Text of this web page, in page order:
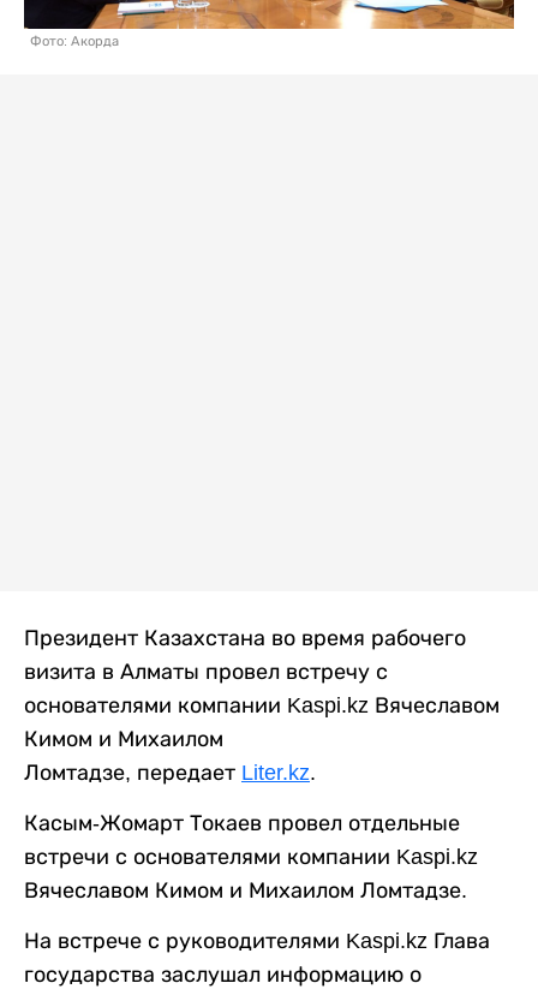
Фото: Акорда
Президент Казахстана во время рабочего
визита в Алматы провел встречу с
основателями компании Kaspi.kz Вячеславом
Кимом и Михаилом
Ломтадзе, передает Liter.kz.
Касым-Жомарт Токаев провел отдельные
встречи с основателями компании Kaspi.kz
Вячеславом Кимом и Михаилом Ломтадзе.
На встрече с руководителями Kaspi.kz Глава
государства заслушал информацию о